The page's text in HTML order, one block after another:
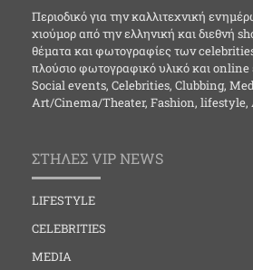
Περιοδικό για την καλλιτεχνική
χιούμορ από την ελληνική και διεθνή
θέματα και φωτογραφίες των
πλούσιο φωτογραφικό υλικό και
Social events, Celebrities, Clubbing,
Art/Cinema/Theater, Fashion, lifestyle,
ΣΤΗΛΕΣ VIP NEWS
LIFESTYLE
CELEBRITIES
MEDIA